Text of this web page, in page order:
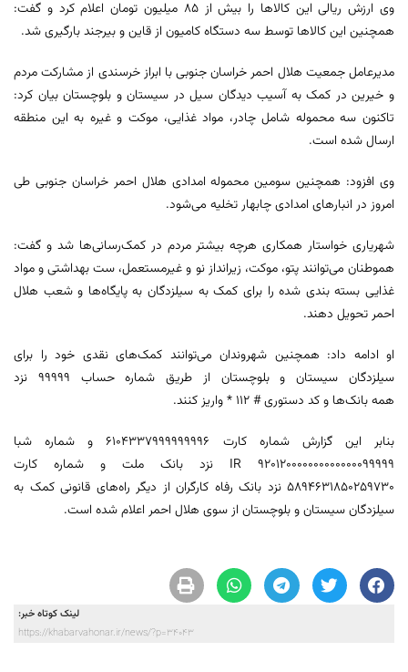
وی ارزش ریالی این کالاها را بیش از ۸۵ میلیون تومان اعلام کرد و گفت:
همچنین این کالاها توسط سه دستگاه کامیون از قاین و بیرجند بارگیری شد.
مدیرعامل جمعیت هلال احمر خراسان جنوبی با ابراز خرسندی از مشارکت مردم
و خیرین در کمک به آسیب دیدگان سیل در سیستان و بلوچستان بیان کرد:
تاکنون سه محموله شامل چادر، مواد غذایی، موکت و غیره به این منطقه
ارسال شده است.
وی افزود: همچنین سومین محموله امدادی هلال احمر خراسان جنوبی طی
امروز در انبارهای امدادی چابهار تخلیه می‌شود.
شهریاری خواستار همکاری هرچه بیشتر مردم در کمک‌رسانی‌ها شد و گفت:
هموطنان می‌توانند پتو، موکت، زیرانداز نو و غیرمستعمل، ست بهداشتی و مواد
غذایی بسته بندی شده را برای کمک به سیلزدگان به پایگاه‌ها و شعب هلال
احمر تحویل دهند.
او ادامه داد: همچنین شهروندان می‌توانند کمک‌های نقدی خود را برای
سیلزدگان سیستان و بلوچستان از طریق شماره حساب ۹۹۹۹۹ نزد
همه بانک‌ها و کد دستوری # ۱۱۲ * واریز کنند.
بنابر این گزارش شماره کارت ۶۱۰۴۳۳۷۹۹۹۹۹۹۹۹۶ و شماره شبا
۹۲۰۱۲۰۰۰۰۰۰۰۰۰۰۰۰۰۰۹۹۹۹۹ IR نزد بانک ملت و شماره کارت
۵۸۹۴۶۳۱۸۵۰۲۵۹۷۳۰ نزد بانک رفاه کارگران از دیگر راه‌های قانونی کمک به
سیلزدگان سیستان و بلوچستان از سوی هلال احمر اعلام شده است.
لینک کوتاه خبر:
https://khabarvahonar.ir/news/?p=34043